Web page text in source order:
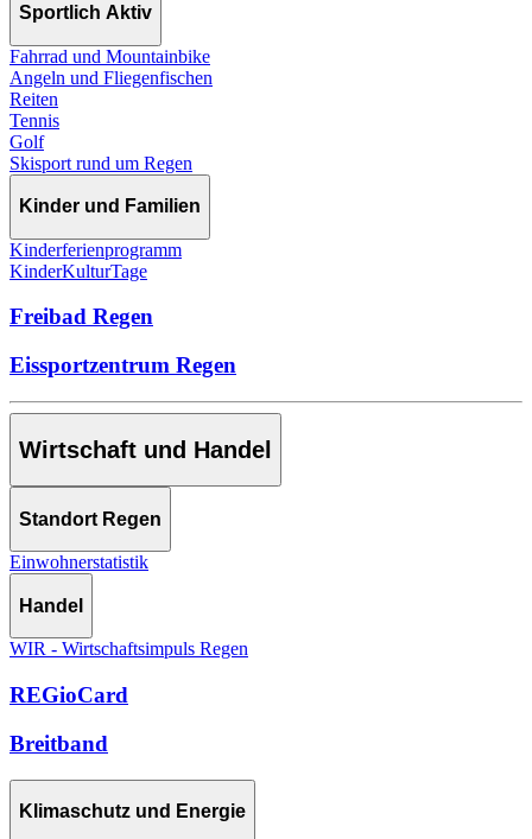
Sportlich Aktiv
Fahrrad und Mountainbike
Angeln und Fliegenfischen
Reiten
Tennis
Golf
Skisport rund um Regen
Kinder und Familien
Kinderferienprogramm
KinderKulturTage
Freibad Regen
Eissportzentrum Regen
Wirtschaft und Handel
Standort Regen
Einwohnerstatistik
Handel
WIR - Wirtschaftsimpuls Regen
REGioCard
Breitband
Klimaschutz und Energie